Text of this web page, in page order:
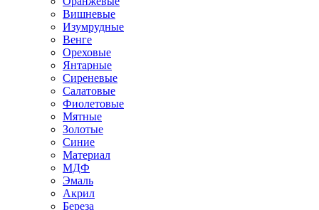
Вишневые
Изумрудные
Венге
Ореховые
Янтарные
Сиреневые
Салатовые
Фиолетовые
Мятные
Золотые
Синие
Материал
МДФ
Эмаль
Акрил
Береза